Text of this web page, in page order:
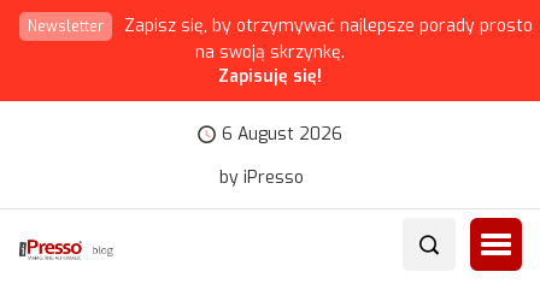
Newsletter
Zapisz się, by otrzymywać najlepsze porady prosto
na swoją skrzynkę.
Zapisuję się!
6 August 2026
by iPresso